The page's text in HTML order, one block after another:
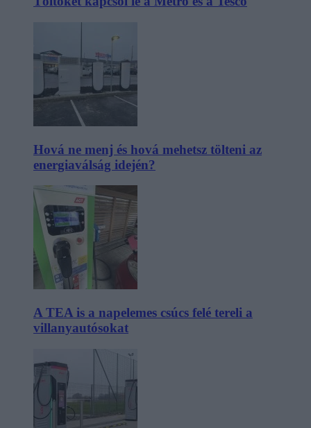
Hová ne menj és hová mehetsz tölteni az
energiaválság idején?
A TEA is a napelemes csúcs felé tereli a
villanyautósokat